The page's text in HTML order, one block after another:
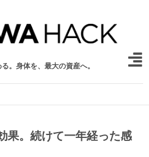
。身体を、最大の資産へ。
果。続けて一年経った感